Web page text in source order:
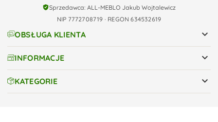
Sprzedawca: ALL-MEBLO Jakub Wojtalewicz
NIP 7772708719 · REGON 634532619
OBSŁUGA KLIENTA 
INFORMACJE 
KATEGORIE 